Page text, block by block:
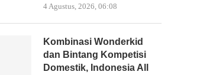
4 Agustus, 2026, 06:08
Kombinasi Wonderkid
dan Bintang Kompetisi
Domestik, Indonesia All